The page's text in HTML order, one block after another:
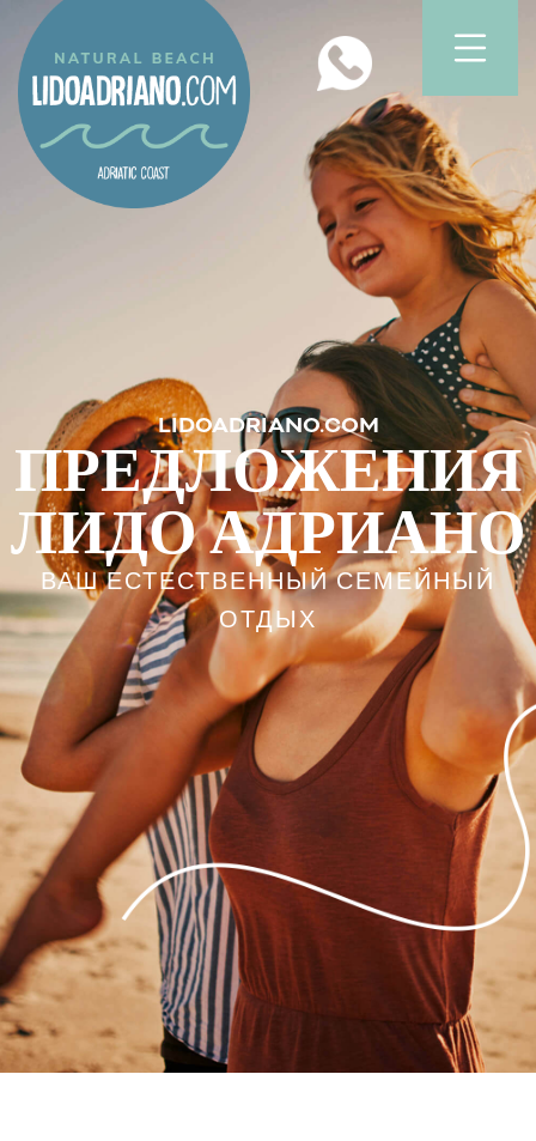
LIDOADRIANO.COM
ПРЕДЛОЖЕНИЯ
ЛИДО АДРИАНО
ВАШ ЕСТЕСТВЕННЫЙ СЕМЕЙНЫЙ
ОТДЫХ